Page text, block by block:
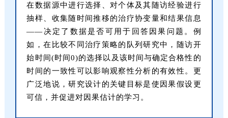
在数据源中进行选择、对个体及其随访经验进行
抽样、收集随时间推移的治疗协变量和结果信息
——决定了数据是否可用于回答因果问题。例
如，在比较不同治疗策略的队列研究中，随访开
始时间(时间0)的选择以及该时间与确定合格性的
时间的一致性可以影响观察性分析的有效性。更
广泛地说，研究设计的关键目标是使因果假设更
可信，并促进对因果估计的学习。